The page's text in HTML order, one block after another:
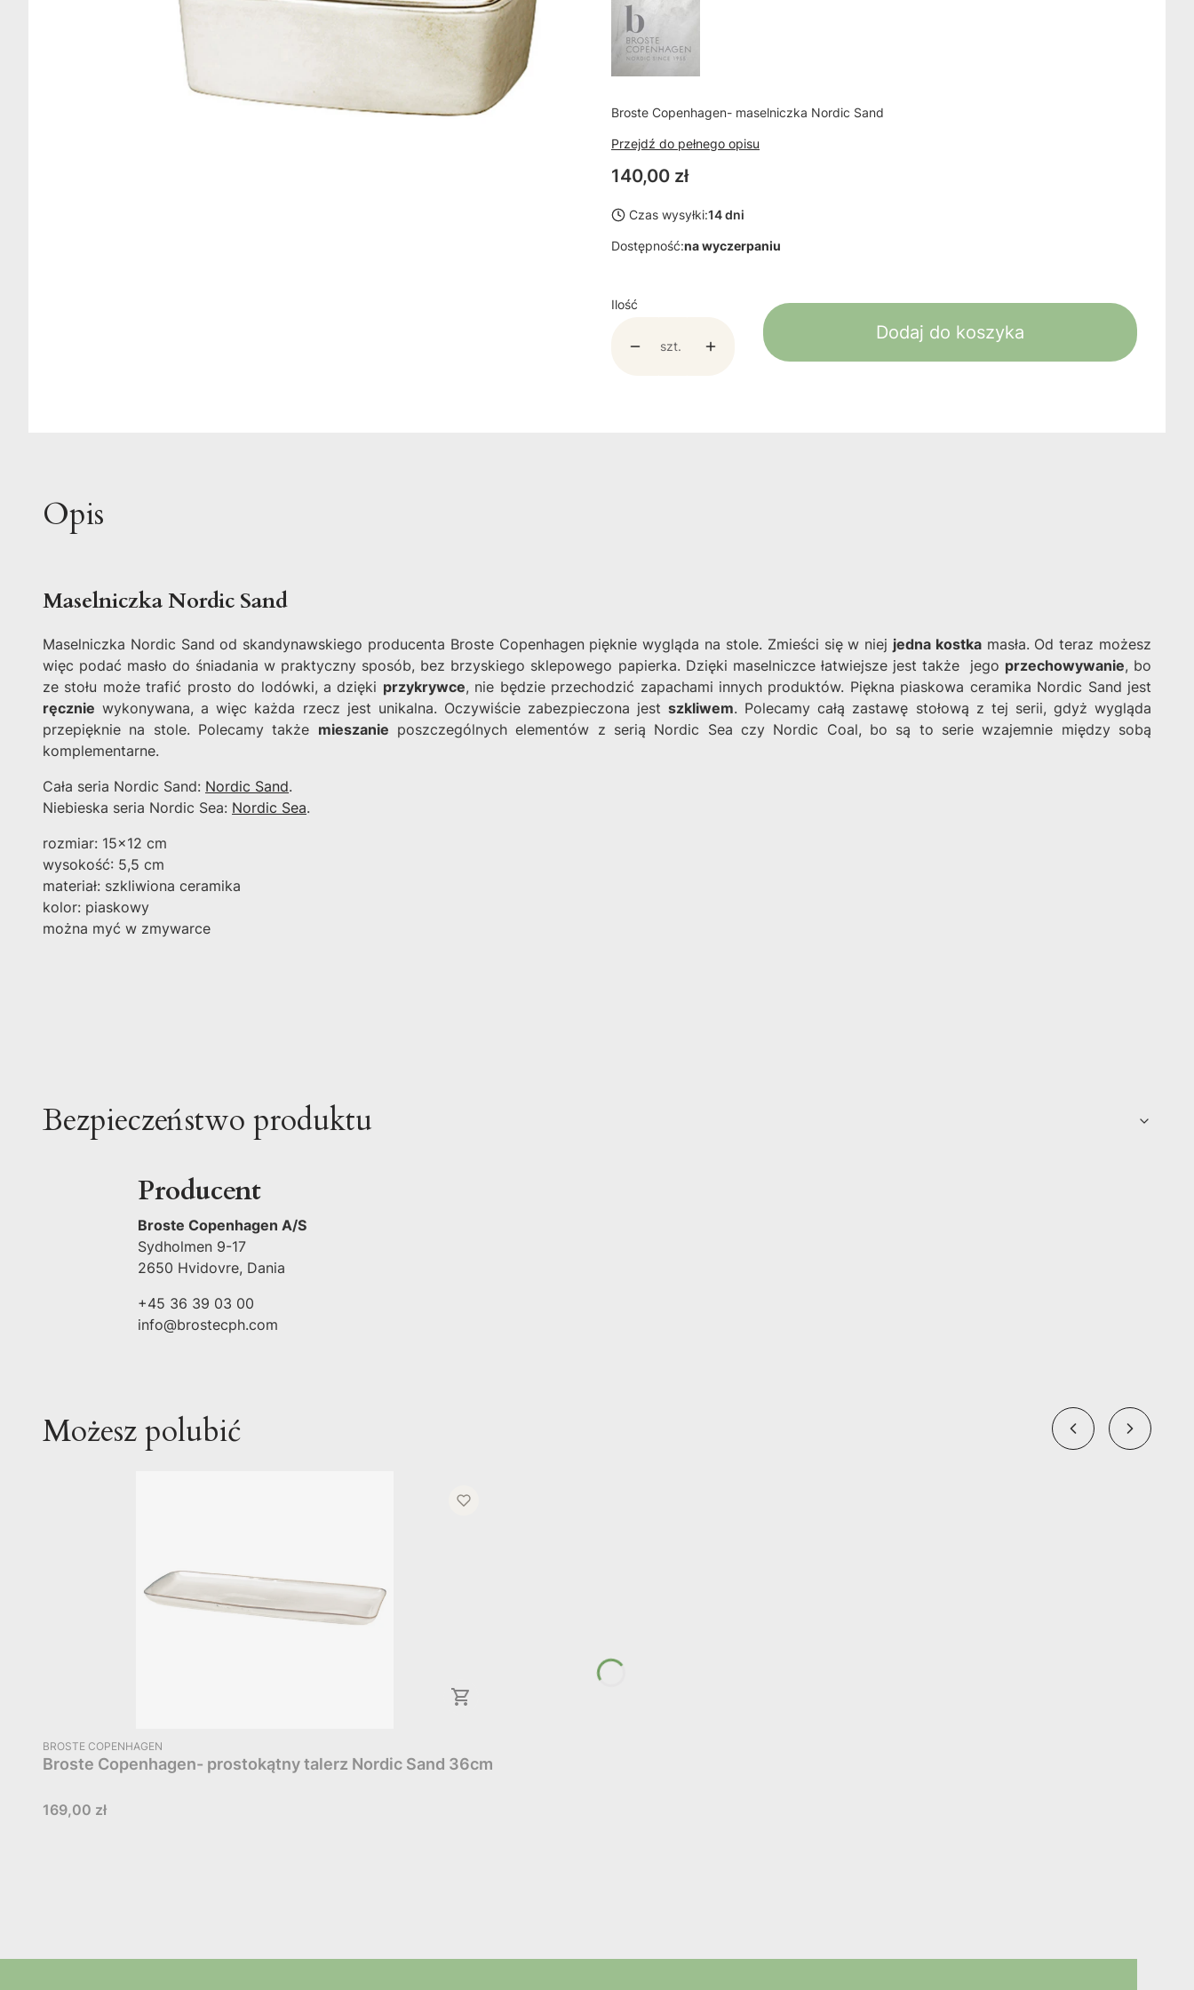
Broste Copenhagen- maselniczka Nordic Sand
Przejdź do pełnego opisu
Cena
140,00 zł
Czas wysyłki:14 dni
Dostępność:na wyczerpaniu
Ilość
szt.
Dodaj do koszyka
Opis
Maselniczka Nordic Sand
Maselniczka Nordic Sand od skandynawskiego producenta Broste Copenhagen pięknie wygląda na stole. Zmieści się w niej jedna kostkamasła. Od teraz możesz
więc podać masło do śniadania w praktyczny sposób, bez brzyskiego sklepowego papierka. Dzięki maselniczce łatwiejsze jest także jego przechowywanie, bo
ze stołu może trafić prosto do lodówki, a dzięki przykrywce, nie będzie przechodzić zapachami innych produktów. Piękna piaskowa ceramika Nordic Sand jest
ręcznie wykonywana, a więc każda rzecz jest unikalna. Oczywiście zabezpieczona jestszkliwem. Polecamy całą zastawę stołową z tej serii, gdyż wygląda
przepięknie na stole. Polecamy także mieszanie poszczególnych elementów z serią Nordic Sea czy Nordic Coal, bo są to serie wzajemnie między sobą
komplementarne.
Cała seria Nordic Sand: Nordic Sand.
Niebieska seria Nordic Sea: Nordic Sea.
rozmiar: 15x12 cm
wysokość: 5,5 cm
materiał: szkliwiona ceramika
kolor: piaskowy
można myć w zmywarce
Bezpieczeństwo produktu
Producent
Broste Copenhagen A/S
Sydholmen 9-17
2650 Hvidovre, Dania
+45 36 39 03 00
info@brostecph.com
Możesz polubić
PRODUCENT
BROSTE COPENHAGEN
Broste Copenhagen- prostokątny talerz Nordic Sand 36cm
Cena
169,00 zł